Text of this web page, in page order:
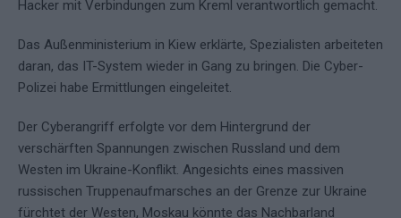
Hacker mit Verbindungen zum Kreml verantwortlich gemacht.
Das Außenministerium in Kiew erklärte, Spezialisten arbeiteten
daran, das IT-System wieder in Gang zu bringen. Die Cyber-
Polizei habe Ermittlungen eingeleitet.
Der Cyberangriff erfolgte vor dem Hintergrund der
verschärften Spannungen zwischen Russland und dem
Westen im Ukraine-Konflikt. Angesichts eines massiven
russischen Truppenaufmarsches an der Grenze zur Ukraine
fürchtet der Westen, Moskau könnte das Nachbarland